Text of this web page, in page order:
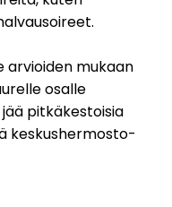
arvioiden mukaan
osalle
pitkäkestoisia
keskushermosto-